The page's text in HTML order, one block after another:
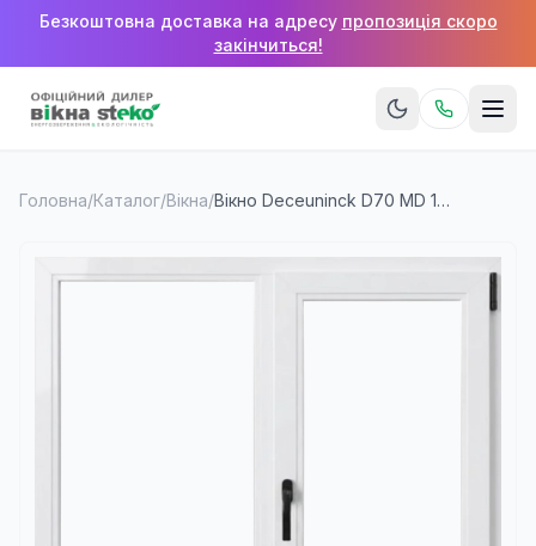
Безкоштовна доставка на адресу пропозиція скоро
закінчиться!
Головна/Каталог/Вікна/ Вікно Deceuninck D70 MD 1100×1400 мм (2 стулки)